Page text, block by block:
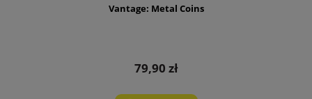
Vantage: Metal Coins
79,90 zł